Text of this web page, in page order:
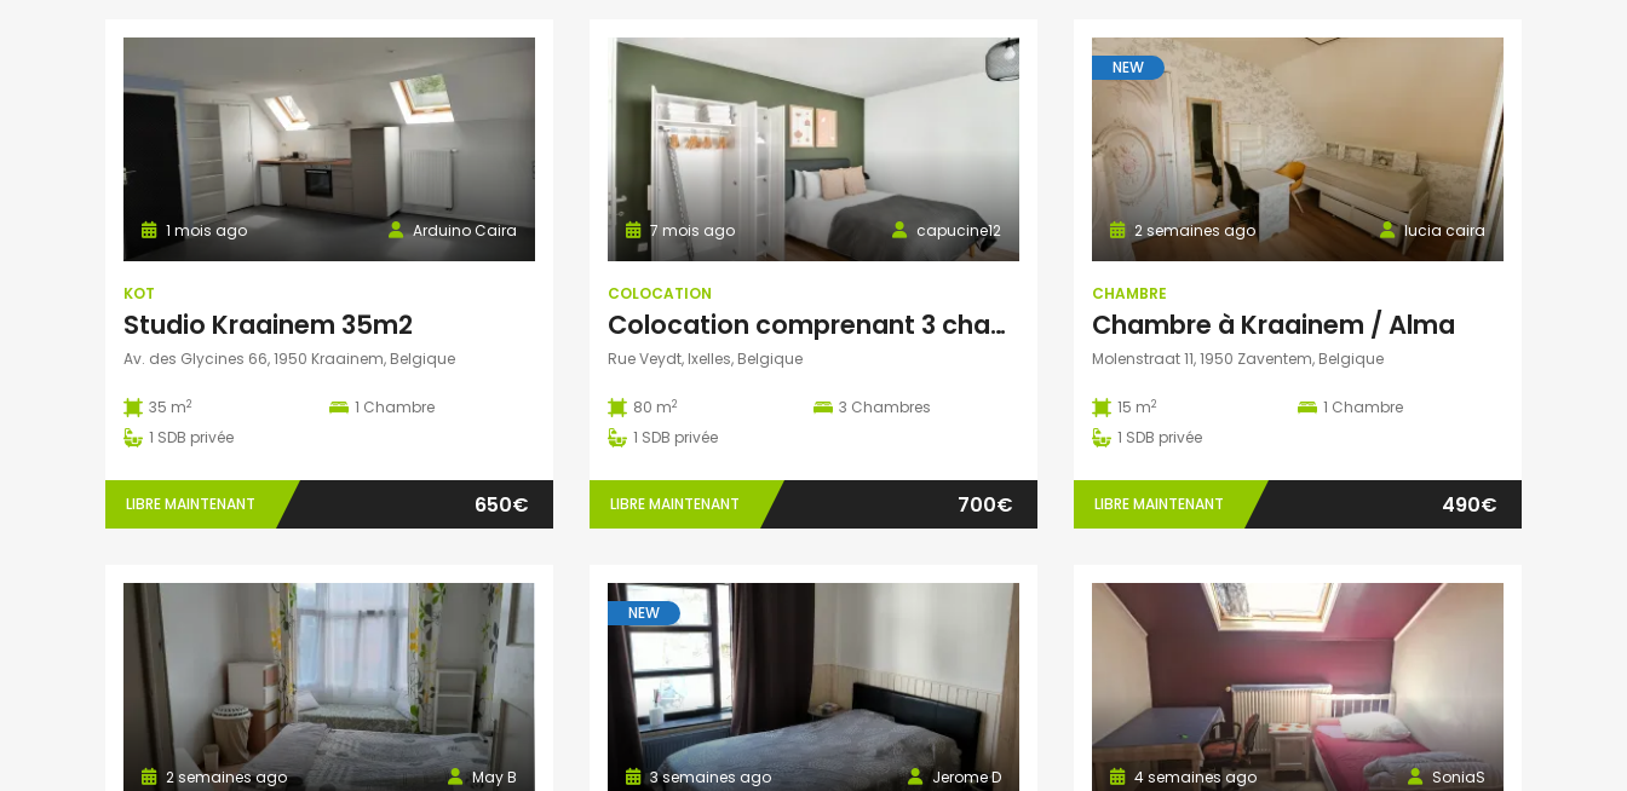
Arduino Caira
1 mois ago
KOT
Studio Kraainem 35m2
Av. des Glycines 66, 1950 Kraainem, Belgique
35 m2 1 Chambre
1 SDB privée
LIBRE MAINTENANT 650€
capucine12
7 mois ago
COLOCATION
Colocation comprenant 3 chambres (1 seule chambre de disponible)
Rue Veydt, Ixelles, Belgique
80 m2 3 Chambres
1 SDB privée
LIBRE MAINTENANT 700€
NEW
lucia caira
2 semaines ago
CHAMBRE
Chambre à Kraainem / Alma
Molenstraat 11, 1950 Zaventem, Belgique
15 m2 1 Chambre
1 SDB privée
LIBRE MAINTENANT 490€
May B
2 semaines ago
NEW
Jerome D
3 semaines ago SoniaS
4 semaines ago